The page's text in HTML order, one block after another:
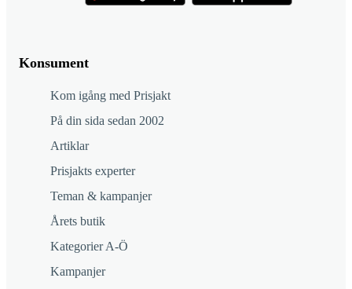
Konsument
Kom igång med Prisjakt
På din sida sedan 2002
Artiklar
Prisjakts experter
Teman & kampanjer
Årets butik
Kategorier A-Ö
Kampanjer